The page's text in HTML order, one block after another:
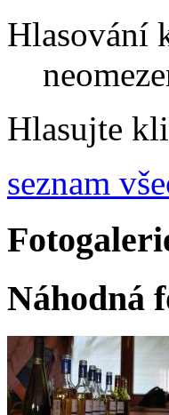
Hlasování
Hlasujte
seznam
Náhodná